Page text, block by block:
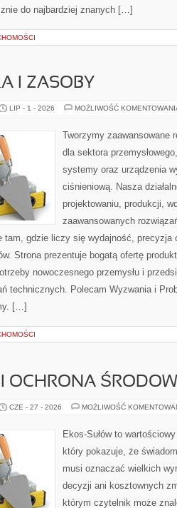
do najbardziej znanych […]
I ZASOBY
LIP - 1 - 2026 MOŻLIWOŚĆ
Tworzymy zaawansowane
dla sektora
systemy oraz urządzenia
ciśnieniową. Nasza
projektowaniu, produkcji,
zaawansowanych
tam, gdzie liczy się wydajność, precyzja
Strona prezentuje bogatą ofertę
nowoczesnego przemysłu i
technicznych. Polecam Wyzwania i
[…]
I OCHRONA
CZE - 27 - 2026 MOŻLIWOŚĆ
Ekos-Sułów to
który pokazuje, że
musi oznaczać wielkich
decyzji ani kosztownych
którym czytelnik może